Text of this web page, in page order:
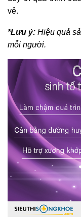
vẻ.
*Lưu ý: Hiệu quả
mỗi người.